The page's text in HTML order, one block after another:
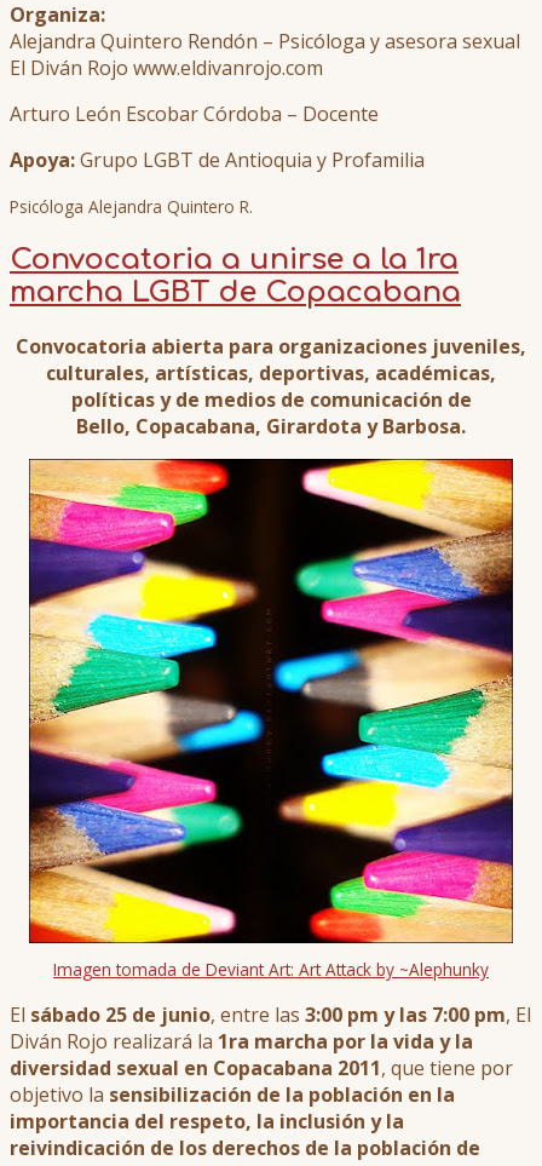
Organiza:
Alejandra Quintero Rendón – Psicóloga y asesora sexual
El Diván Rojo www.eldivanrojo.com
Arturo León Escobar Córdoba – Docente
Apoya:Grupo LGBT de Antioquia y Profamilia
Psicóloga Alejandra Quintero R.
Convocatoria a unirse a la 1ra
marcha LGBT de Copacabana
Convocatoria abierta para organizaciones juveniles,
culturales, artísticas, deportivas, académicas,
políticas y de medios de comunicación de
Bello, Copacabana, Girardota y Barbosa.
Imagen tomada de Deviant Art: Art Attack by ~Alephunky
El sábado 25 de junio, entre las 3:00 pm y las 7:00 pm, El
Diván Rojo realizará la 1ra marcha por la vida y la
diversidad sexual en Copacabana 2011, que tiene por
objetivo la sensibilización de la población en la
importancia del respeto, la inclusión y la
reivindicación de los derechos de la población de